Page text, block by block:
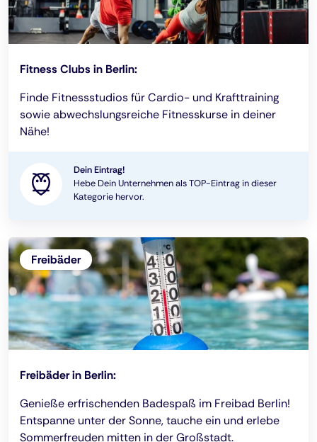
Fitness Clubs in Berlin:
Finde Fitnessstudios für Cardio- und Krafttraining
sowie abwechslungsreiche Fitnesskurse in deiner
Nähe!
Dein Eintrag!
Hebe Dein Unternehmen als TOP-Eintrag in dieser
Kategorie hervor.
Freibäder
Freibäder in Berlin:
Genieße erfrischenden Badespaß im Freibad Berlin!
Entspanne unter der Sonne, tauche ein und erlebe
Sommerfreuden mitten in der Großstadt.